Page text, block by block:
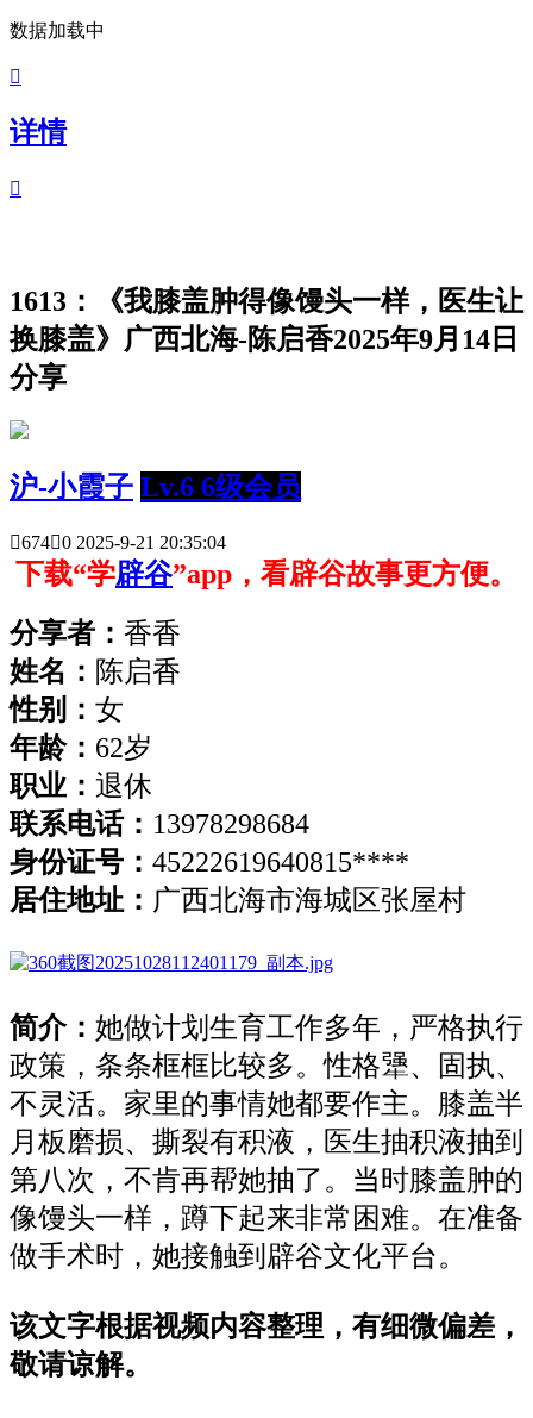
数据加载中

详情

1613：《我膝盖肿得像馒头一样，医生让
换膝盖》广西北海-陈启香2025年9月14日
分享
沪-小霞子 Lv.6 6级会员
6740 2025-9-21 20:35:04
下载“学辟谷”app，看辟谷故事更方便。
分享者： 香香
姓名： 陈启香
性别： 女
年龄： 62岁
职业： 退休
联系电话： 13978298684
身份证号 ： 45222619640815****
居住地址： 广西北海市海城区张屋村
简介： 她做计划生育工作多年，严格执行
政策，条条框框比较多。性格犟、固执、
不灵活。家里的事情她都要作主。膝盖半
月板磨损、撕裂有积液，医生抽积液抽到
第八次，不肯再帮她抽了。当时膝盖肿的
像馒头一样，蹲下起来非常困难。在准备
做手术时，她接触到辟谷文化平台。
该文字根据视频内容整理，有细微偏差，
敬请谅解。